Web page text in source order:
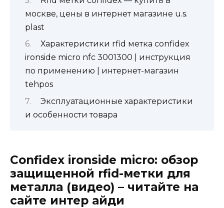
москве, цены в интернет магазине u.s.
plast
Характеристики rfid метка confidex
ironside micro nfc 3001300 | инструкция
по применению | интернет-магазин
tehpos
Эксплуатационные характеристики
и особенности товара
Confidex ironside micro: обзор
защищенной rfid-метки для
металла (видео) – читайте на
сайте интер айди